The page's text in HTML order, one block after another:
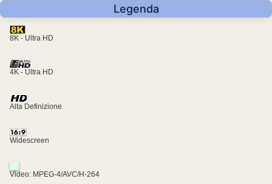
Legenda
8K - Ultra HD
4K - Ultra HD
Alta Definizione
Widescreen
Video: MPEG-4/AVC/H-264